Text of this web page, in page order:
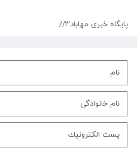
پایگاه خبری مهاباد۳//